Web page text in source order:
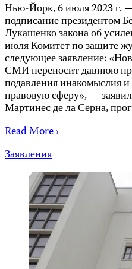
Нью-Йорк, 6 июля 2023 г.
подписание президентом
Лукашенко закона об
июля Комитет по защите
следующее заявление:
СМИ переносит давнюю
подавления инакомыслия
правовую сферу», —
Мартинес де ла Серна,
Read More ›
Заявления